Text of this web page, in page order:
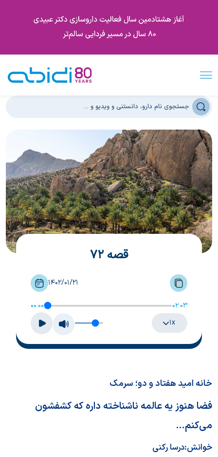
قصه 72
1402/01/21
00:00
02:03
۱x
خانه امید هفتاد و دو؛ سرمک
فضا هنوز یه عالمه ناشناخته داره که کشفشون
می‌کنم…
خوانش:درسا رکنی